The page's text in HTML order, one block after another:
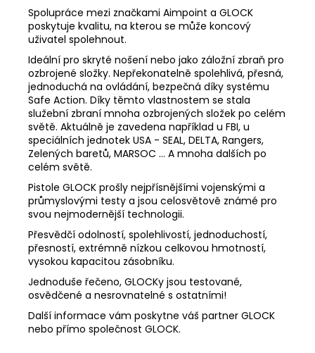
Spolupráce mezi značkami Aimpoint a GLOCK
poskytuje kvalitu, na kterou se může koncový
uživatel spolehnout.
Ideální pro skryté nošení nebo jako záložní zbraň pro
ozbrojené složky. Nepřekonatelně spolehlivá, přesná,
jednoduchá na ovládání, bezpečná díky systému
Safe Action. Díky těmto vlastnostem se stala
služební zbraní mnoha ozbrojených složek po celém
světě. Aktuálně je zavedena například u FBI, u
speciálních jednotek USA - SEAL, DELTA, Rangers,
Zelených baretů, MARSOC … A mnoha dalších po
celém světě.
Pistole GLOCK prošly nejpřísnějšími vojenskými a
průmyslovými testy a jsou celosvětově známé pro
svou nejmodernější technologii.
Přesvědčí odolností, spolehlivostí, jednoduchostí,
přesností, extrémně nízkou celkovou hmotností,
vysokou kapacitou zásobníku.
Jednoduše řečeno, GLOCKy jsou testované,
osvědčené a nesrovnatelné s ostatními!
Další informace vám poskytne váš partner GLOCK
nebo přímo společnost GLOCK.